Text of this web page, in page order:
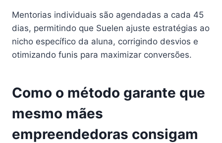
Mentorias individuais são agendadas a cada 45
dias, permitindo que Suelen ajuste estratégias ao
nicho específico da aluna, corrigindo desvios e
otimizando funis para maximizar conversões.
Como o método garante que
mesmo mães
empreendedoras consigam